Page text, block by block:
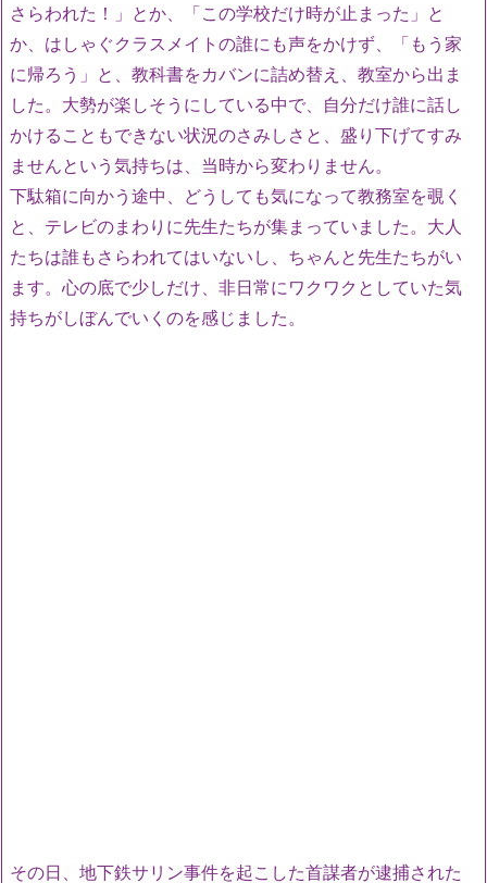
さらわれた！」とか、「この学校だけ時が止まった」と
か、はしゃぐクラスメイトの誰にも声をかけず、「もう家
に帰ろう」と、教科書をカバンに詰め替え、教室から出ま
した。大勢が楽しそうにしている中で、自分だけ誰に話し
かけることもできない状況のさみしさと、盛り下げてすみ
ませんという気持ちは、当時から変わりません。
下駄箱に向かう途中、どうしても気になって教務室を覗く
と、テレビのまわりに先生たちが集まっていました。大人
たちは誰もさらわれてはいないし、ちゃんと先生たちがい
ます。心の底で少しだけ、非日常にワクワクとしていた気
持ちがしぼんでいくのを感じました。
その日、地下鉄サリン事件を起こした首謀者が逮捕された